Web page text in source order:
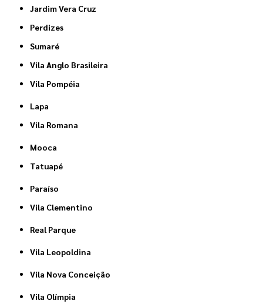
Jardim Vera Cruz
Perdizes
Sumaré
Vila Anglo Brasileira
Vila Pompéia
Lapa
Vila Romana
Mooca
Tatuapé
Paraíso
Vila Clementino
Real Parque
Vila Leopoldina
Vila Nova Conceição
Vila Olímpia